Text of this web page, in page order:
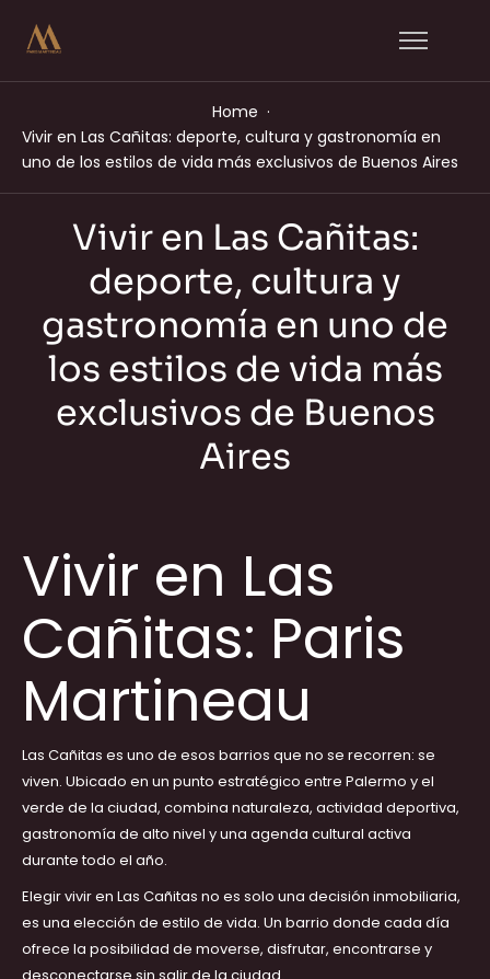
Home
Vivir en Las Cañitas: deporte, cultura y gastronomía en
uno de los estilos de vida más exclusivos de Buenos Aires
Vivir en Las Cañitas:
deporte, cultura y
gastronomía en uno de
los estilos de vida más
exclusivos de Buenos
Aires
Vivir en Las
Cañitas: Paris
Martineau
Las Cañitas es uno de esos barrios que no se recorren: se
viven. Ubicado en un punto estratégico entre Palermo y el
verde de la ciudad, combina naturaleza, actividad deportiva,
gastronomía de alto nivel y una agenda cultural activa
durante todo el año.
Elegir vivir en Las Cañitas no es solo una decisión inmobiliaria,
es una elección de estilo de vida. Un barrio donde cada día
ofrece la posibilidad de moverse, disfrutar, encontrarse y